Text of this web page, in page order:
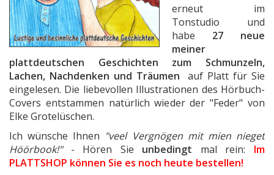
erneut im
Tonstudio und
habe 27 neue
meiner
plattdeutschen Geschichten zum Schmunzeln,
Lachen, Nachdenken und Träumenauf Platt für Sie
eingelesen. Die liebevollen Illustrationen des Hörbuch-
Covers entstammen natürlich wieder der "Feder" von
Elke Grotelüschen.
Ich wünsche Ihnen "veel Vergnögen mit mien nieget
Höörbook!"- Hören Sie unbedingt mal rein: Im
PLATTSHOP können Sie es noch heute bestellen!